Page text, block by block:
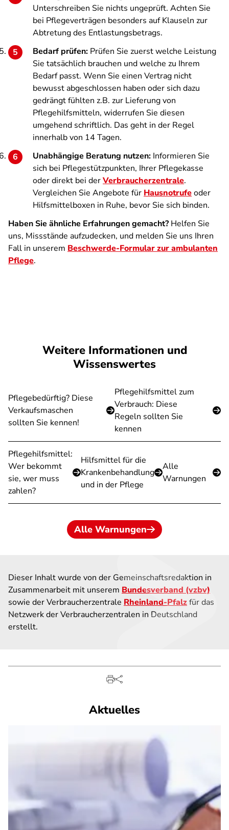
Unterschreiben Sie nichts ungeprüft. Achten Sie
bei Pflegeverträgen besonders auf Klauseln zur
Abtretung des Entlastungsbetrags.
Bedarf prüfen: Prüfen Sie zuerst welche Leistung
Sie tatsächlich brauchen und welche zu Ihrem
Bedarf passt. Wenn Sie einen Vertrag nicht
bewusst abgeschlossen haben oder sich dazu
gedrängt fühlten z.B. zur Lieferung von
Pflegehilfsmitteln, widerrufen Sie diesen
umgehend schriftlich. Das geht in der Regel
innerhalb von 14 Tagen.
Unabhängige Beratung nutzen: Informieren Sie
sich bei Pflegestützpunkten, Ihrer Pflegekasse
oder direkt bei derVerbraucherzentrale.
Vergleichen Sie Angebote für Hausnotrufeoder
Hilfsmittelboxen in Ruhe, bevor Sie sich binden.
Haben Sie ähnliche Erfahrungen gemacht? Helfen Sie
uns, Missstände aufzudecken, und melden Sie uns Ihren
Fall in unserem Beschwerde-Formular zur ambulanten
Pflege.
Weitere Informationen und
Wissenswertes
Pflegebedürftig? Diese
Verkaufsmaschen
sollten Sie kennen!
Pflegehilfsmittel zum
Verbrauch: Diese
Regeln sollten Sie
kennen
Pflegehilfsmittel:
Wer bekommt
sie, wer muss
zahlen?
Hilfsmittel für die
Krankenbehandlung
und in der Pflege
Alle
Warnungen
Alle Warnungen
Dieser Inhalt wurde von der Gemeinschaftsredaktion in
Zusammenarbeit mit unserem Bundesverband (vzbv)
sowie der Verbraucherzentrale Rheinland-Pfalzfür das
Netzwerk der Verbraucherzentralen in Deutschland
erstellt.
Aktuelles